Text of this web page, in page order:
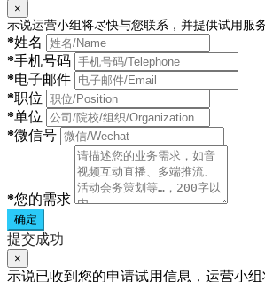
×
示说运营小组将尽快与您联系，并提供试用服
*姓名
*手机号码
*电子邮件
*职位
*单位
*微信号
*您的需求
确定
提交成功
×
示说已收到您的申请试用信息，运营小